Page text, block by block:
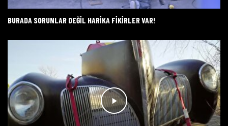
BURADA SORUNLAR DEĞIL HARIKA FIKIRLER VAR!